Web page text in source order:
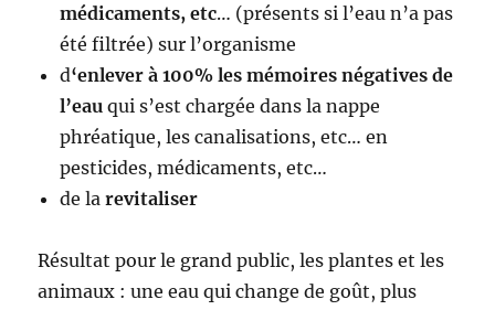
médicaments, etc… (présents si l’eau n’a pas
été filtrée) sur l’organisme
d‘enlever à 100% les mémoires négatives de
l’eauqui s’est chargée dans la nappe
phréatique, les canalisations, etc… en
pesticides, médicaments, etc…
de larevitaliser
Résultat pour le grand public, les plantes et les
animaux : une eau qui change de goût, plus